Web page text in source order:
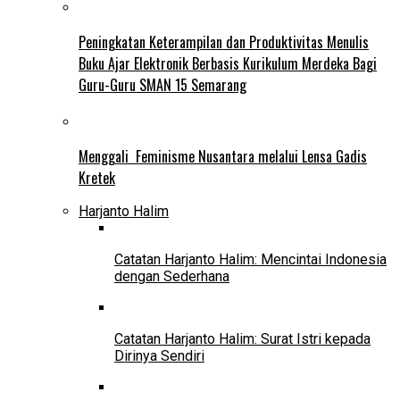
Peningkatan Keterampilan dan Produktivitas Menulis
Buku Ajar Elektronik Berbasis Kurikulum Merdeka Bagi
Guru-Guru SMAN 15 Semarang
Menggali Feminisme Nusantara melalui Lensa Gadis
Kretek
Harjanto Halim
Catatan Harjanto Halim: Mencintai Indonesia
dengan Sederhana
Catatan Harjanto Halim: Surat Istri kepada
Dirinya Sendiri